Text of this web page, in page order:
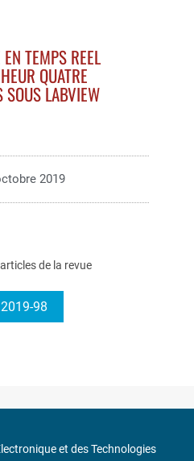
TEMPS REEL
QUATRE
SOUS LABVIEW
2019
de la revue
98
et des Technologies